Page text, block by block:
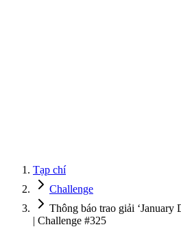
Tạp chí
Challenge
Thông báo trao giải ‘January
| Challenge #325